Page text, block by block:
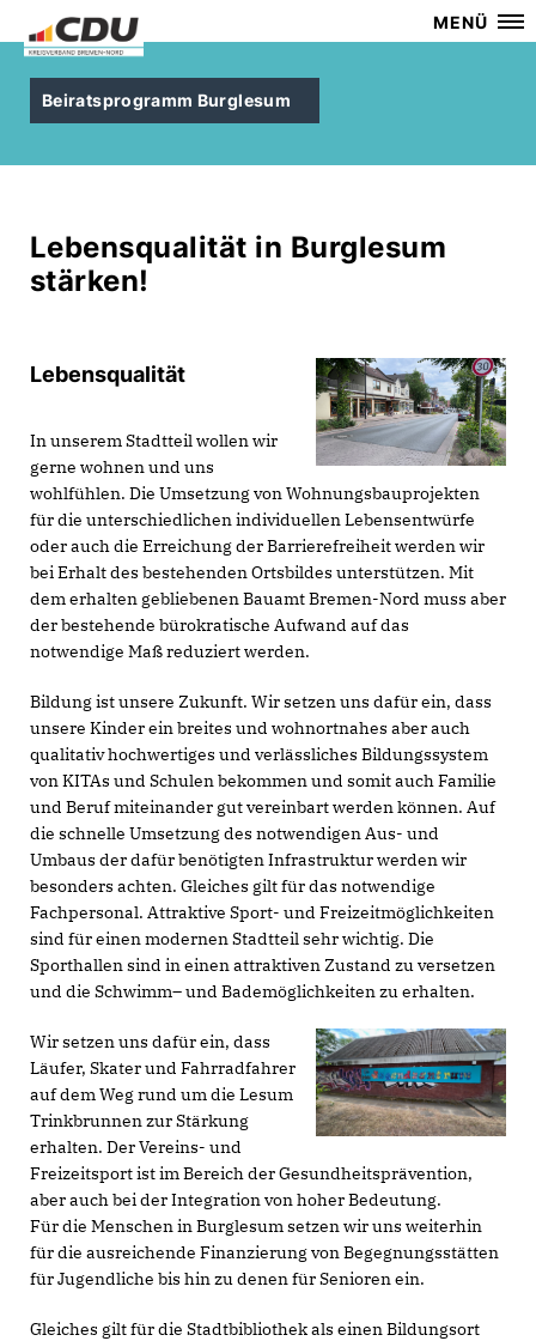
MENÜ
Beiratsprogramm Burglesum
Lebensqualität in Burglesum
stärken!
Lebensqualität
In unserem Stadtteil wollen wir
gerne wohnen und uns
wohlfühlen. Die Umsetzung von Wohnungsbauprojekten
für die unterschiedlichen individuellen Lebensentwürfe
oder auch die Erreichung der Barrierefreiheit werden wir
bei Erhalt des bestehenden Ortsbildes unterstützen. Mit
dem erhalten gebliebenen Bauamt Bremen-Nord muss aber
der bestehende bürokratische Aufwand auf das
notwendige Maß reduziert werden.
Bildung ist unsere Zukunft. Wir setzen uns dafür ein, dass
unsere Kinder ein breites und wohnortnahes aber auch
qualitativ hochwertiges und verlässliches Bildungssystem
von KITAs und Schulen bekommen und somit auch Familie
und Beruf miteinander gut vereinbart werden können. Auf
die schnelle Umsetzung des notwendigen Aus- und
Umbaus der dafür benötigten Infrastruktur werden wir
besonders achten. Gleiches gilt für das notwendige
Fachpersonal. Attraktive Sport- und Freizeitmöglichkeiten
sind für einen modernen Stadtteil sehr wichtig. Die
Sporthallen sind in einen attraktiven Zustand zu versetzen
und die Schwimm– und Bademöglichkeiten zu erhalten.
Wir setzen uns dafür ein, dass
Läufer, Skater und Fahrradfahrer
auf dem Weg rund um die Lesum
Trinkbrunnen zur Stärkung
erhalten. Der Vereins- und
Freizeitsport ist im Bereich der Gesundheitsprävention,
aber auch bei der Integration von hoher Bedeutung.
Für die Menschen in Burglesum setzen wir uns weiterhin
für die ausreichende Finanzierung von Begegnungsstätten
für Jugendliche bis hin zu denen für Senioren ein.
Gleiches gilt für die Stadtbibliothek als einen Bildungsort